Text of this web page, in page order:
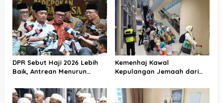
DPR Sebut Haji 2026 Lebih
Baik, Antrean Menurun
Kemenhaj Kawal
Kepulangan Jemaah dari
Akan Didistribusikan di
Tanah Air